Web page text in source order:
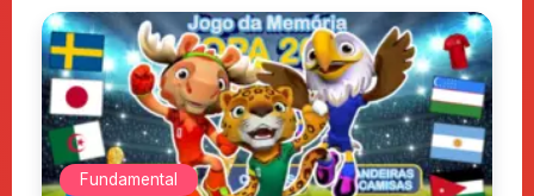
Fundamental